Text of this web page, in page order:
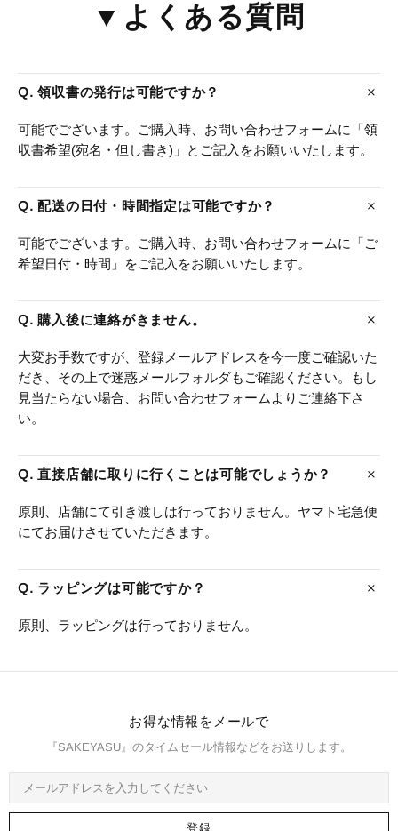
▼よくある質問
Q. 領収書の発行は可能ですか？
可能でございます。ご購入時、お問い合わせフォームに「領
収書希望(宛名・但し書き)」とご記入をお願いいたします。
Q. 配送の日付・時間指定は可能ですか？
可能でございます。ご購入時、お問い合わせフォームに「ご
希望日付・時間」をご記入をお願いいたします。
Q. 購入後に連絡がきません。
大変お手数ですが、登録メールアドレスを今一度ご確認いた
だき、その上で迷惑メールフォルダもご確認ください。もし
見当たらない場合、お問い合わせフォームよりご連絡下さ
い。
Q. 直接店舗に取りに行くことは可能でしょうか？
原則、店舗にて引き渡しは行っておりません。ヤマト宅急便
にてお届けさせていただきます。
Q. ラッピングは可能ですか？
原則、ラッピングは行っておりません。
お得な情報をメールで
『SAKEYASU』のタイムセール情報などをお送りします。